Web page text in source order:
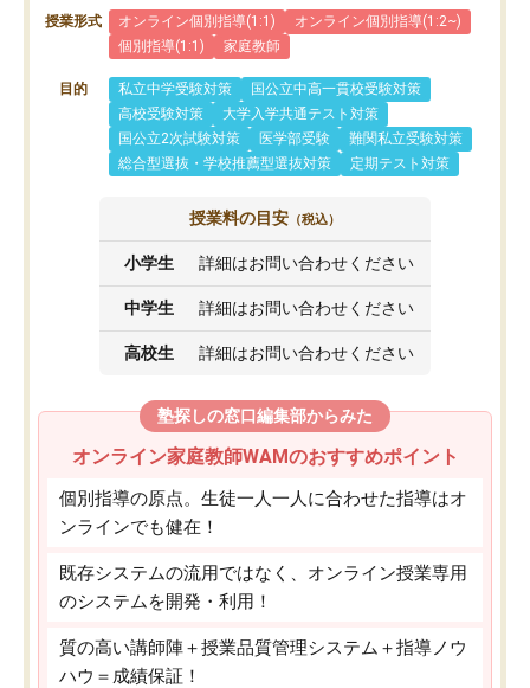
授業形式 オンライン個別指導(1:1)
オンライン個別指導(1:2~)
個別指導(1:1)
家庭教師
目的 私立中学受験対策
国公立中高一貫校受験対策
高校受験対策
大学入学共通テスト対策
国公立2次試験対策
医学部受験
難関私立受験対策
総合型選抜・学校推薦型選抜対策
定期テスト対策
授業料の目安 （税込）
小学生 詳細はお問い合わせください
中学生 詳細はお問い合わせください
高校生 詳細はお問い合わせください
塾探しの窓口編集部からみた
オンライン家庭教師WAMのおすすめポイント
個別指導の原点。生徒一人一人に合わせた指導はオ
ンラインでも健在！
既存システムの流用ではなく、オンライン授業専用
のシステムを開発・利用！
質の高い講師陣＋授業品質管理システム＋指導ノウ
ハウ＝成績保証！